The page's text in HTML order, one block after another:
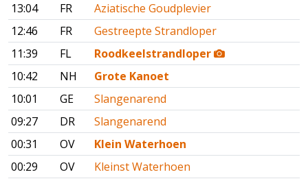
13:04
FR
Aziatische Goudplevier
12:46
FR
Gestreepte Strandloper
11:39
FL
Roodkeelstrandloper
10:42
NH
Grote Kanoet
10:01
GE
Slangenarend
09:27
DR
Slangenarend
00:31
OV
Klein Waterhoen
00:29
OV
Kleinst Waterhoen